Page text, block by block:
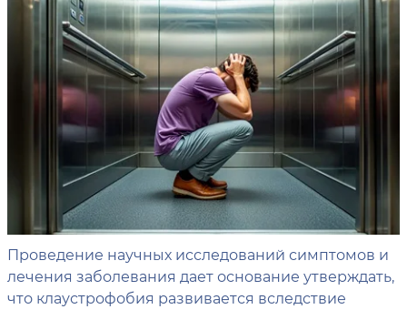
Проведение научных исследований симптомов и
лечения заболевания дает основание утверждать,
что клаустрофобия развивается вследствие